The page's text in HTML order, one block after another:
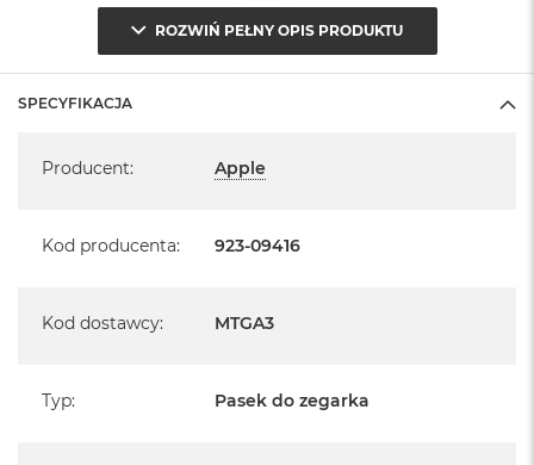
ROZWIŃ PEŁNY OPIS PRODUKTU
SPECYFIKACJA
Producent: Apple
Kod producenta: 923-09416
Kod dostawcy: MTGA3
Typ: Pasek do zegarka